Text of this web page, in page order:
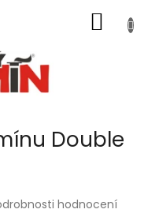
KOŠÍK
Double
hodnocení